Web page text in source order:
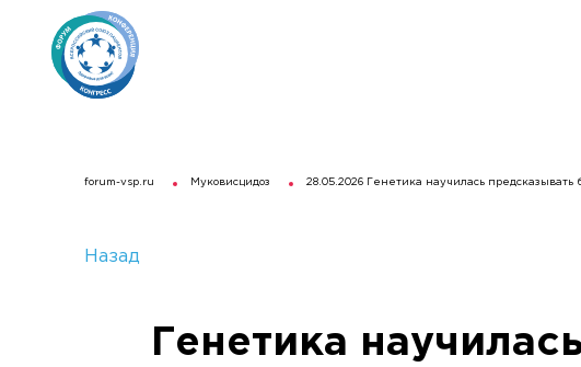
forum-vsp.ru Муковисцидоз 28.05.2026 Генетика научилась
Назад
Генетика